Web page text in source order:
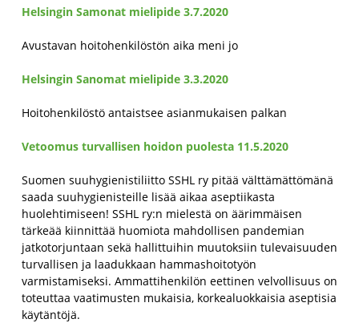
Helsingin Samonat mielipide 3.7.2020
Avustavan hoitohenkilöstön aika meni jo
Helsingin Sanomat mielipide 3.3.2020
Hoitohenkilöstö antaistsee asianmukaisen palkan
Vetoomus turvallisen hoidon puolesta 11.5.2020
Suomen suuhygienistiliitto SSHL ry pitää välttämättömänä
saada suuhygienisteille lisää aikaa aseptiikasta
huolehtimiseen! SSHL ry:n mielestä on äärimmäisen
tärkeää kiinnittää huomiota mahdollisen pandemian
jatkotorjuntaan sekä hallittuihin muutoksiin tulevaisuuden
turvallisen ja laadukkaan hammashoitotyön
varmistamiseksi. Ammattihenkilön eettinen velvollisuus on
toteuttaa vaatimusten mukaisia, korkealuokkaisia aseptisia
käytäntöjä.